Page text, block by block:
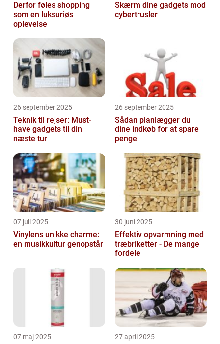
Derfor føles shopping
som en luksuriøs
oplevelse
Skærm dine gadgets mod
cybertrusler
26 september 2025
Teknik til rejser: Must-
have gadgets til din
næste tur
26 september 2025
Sådan planlægger du
dine indkøb for at spare
penge
07 juli 2025
Vinylens unikke charme:
en musikkultur genopstår
30 juni 2025
Effektiv opvarmning med
træbriketter - De mange
fordele
07 maj 2025 27 april 2025